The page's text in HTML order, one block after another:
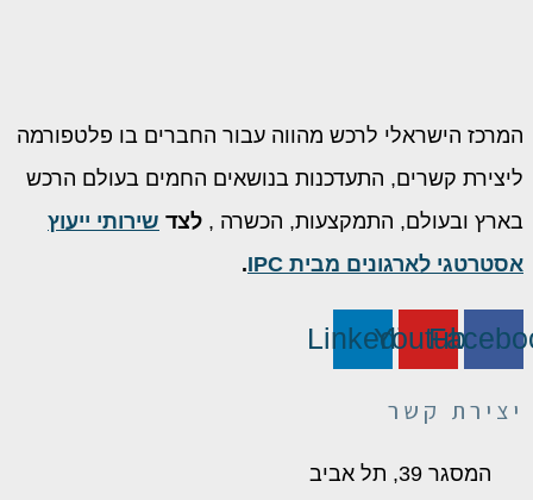
המרכז הישראלי לרכש מהווה עבור החברים בו פלטפורמה
ליצירת קשרים, התעדכנות בנושאים החמים בעולם הרכש
בארץ ובעולם, התמקצעות, הכשרה , לצד שירותי ייעוץ
אסטרטגי לארגונים מבית IPC
.
Youtube
Linkedin
יצירת קשר
המסגר 39, תל אביב